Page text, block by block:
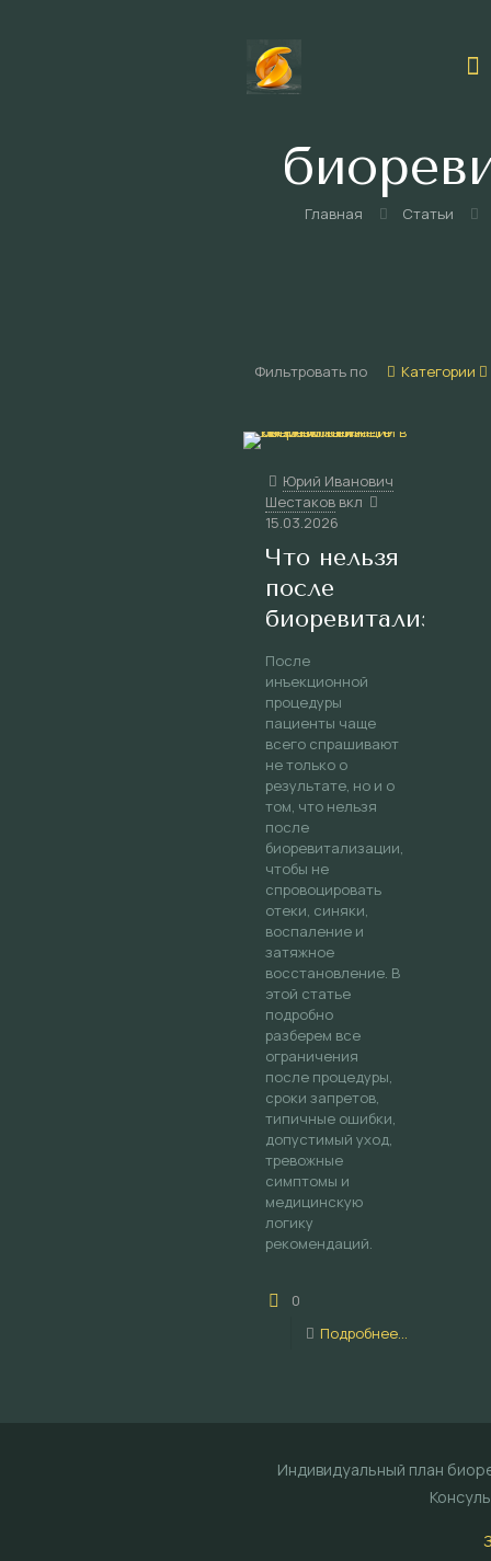
Главная Статьи
Фильтровать по Категории
Юрий Иванович
Шестаков вкл
15.03.2026
Что нельзя
после
После
инъекционной
процедуры
пациенты чаще
всего спрашивают
не только о
результате, но и о
том, что нельзя
после
биоревитализации,
чтобы не
спровоцировать
отеки, синяки,
воспаление и
затяжное
восстановление. В
этой статье
подробно
разберем все
ограничения
после процедуры,
сроки запретов,
типичные ошибки,
допустимый уход,
тревожные
симптомы и
медицинскую
логику
рекомендаций.
0
Подробнее...
Индивидуальный план